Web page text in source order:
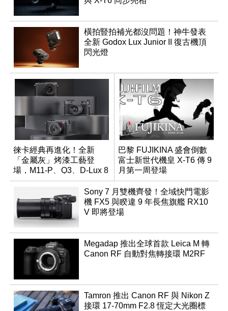
橫拍豎拍補光都沒問題！神牛發表
全新 Godox Lux Junior II 復古機頂
閃光燈
徠卡經典再進化！全新
「金屬灰」烤漆工藝登
場，M11-P、Q3、D-Lux 8
領銜換裝
巴黎 FUJIKINA 盛會倒數
富士新世代機皇 X-T6 傳 9
月第一周登場
Sony 7 月雙機齊發！全域快門電影
機 FX5 與睽違 9 年長焦旗艦 RX10
V 即將登場
Megadap 推出全球首款 Leica M 轉
Canon RF 自動對焦轉接環 M2RF
Tamron 推出 Canon RF 與 Nikon Z
接環 17-70mm F2.8 恆定大光圈標